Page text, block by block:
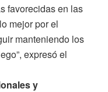
favorecidas en las
mejor por el
manteniendo los
expresó el
y